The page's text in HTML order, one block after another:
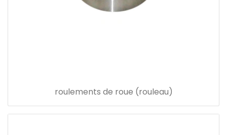
roulements de roue (rouleau)